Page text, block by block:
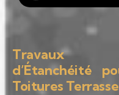
Travaux
d’Étanchéité
Toitures